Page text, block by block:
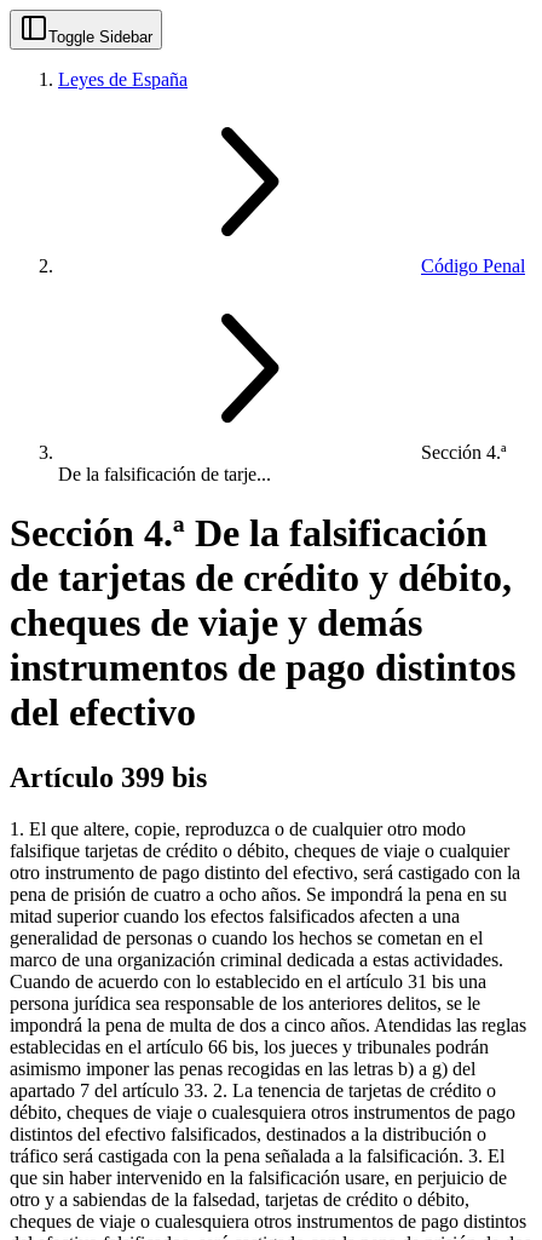
Toggle Sidebar
Leyes de España
Código Penal
Sección 4.ª
De la falsificación de tarje...
Sección 4.ª De la falsificación
de tarjetas de crédito y débito,
cheques de viaje y demás
instrumentos de pago distintos
del efectivo
Artículo 399 bis
1. El que altere, copie, reproduzca o de cualquier otro modo
falsifique tarjetas de crédito o débito, cheques de viaje o cualquier
otro instrumento de pago distinto del efectivo, será castigado con la
pena de prisión de cuatro a ocho años. Se impondrá la pena en su
mitad superior cuando los efectos falsificados afecten a una
generalidad de personas o cuando los hechos se cometan en el
marco de una organización criminal dedicada a estas actividades.
Cuando de acuerdo con lo establecido en el artículo 31 bis una
persona jurídica sea responsable de los anteriores delitos, se le
impondrá la pena de multa de dos a cinco años. Atendidas las reglas
establecidas en el artículo 66 bis, los jueces y tribunales podrán
asimismo imponer las penas recogidas en las letras b) a g) del
apartado 7 del artículo 33. 2. La tenencia de tarjetas de crédito o
débito, cheques de viaje o cualesquiera otros instrumentos de pago
distintos del efectivo falsificados, destinados a la distribución o
tráfico será castigada con la pena señalada a la falsificación. 3. El
que sin haber intervenido en la falsificación usare, en perjuicio de
otro y a sabiendas de la falsedad, tarjetas de crédito o débito,
cheques de viaje o cualesquiera otros instrumentos de pago distintos